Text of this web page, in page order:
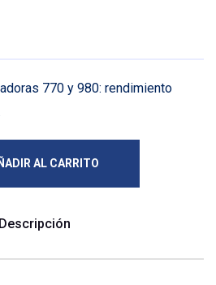
770 y 980: rendimiento
AL CARRITO
Descripción